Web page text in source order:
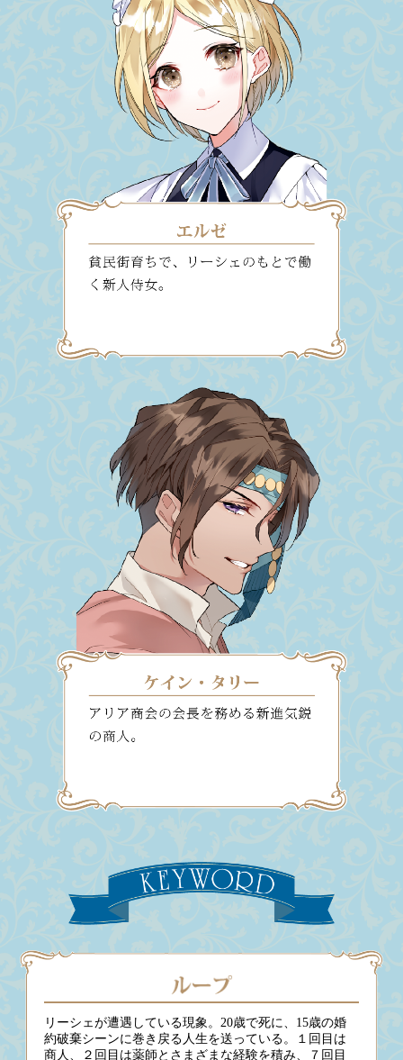
リーシェが遭遇している現象。20歳で死に、15歳の婚
約破棄シーンに巻き戻る人生を送っている。１回目は
商人、２回目は薬師とさまざまな経験を積み、７回目